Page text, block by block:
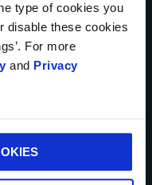
type of cookies you
disable these cookies
For more
and Privacy
soubor